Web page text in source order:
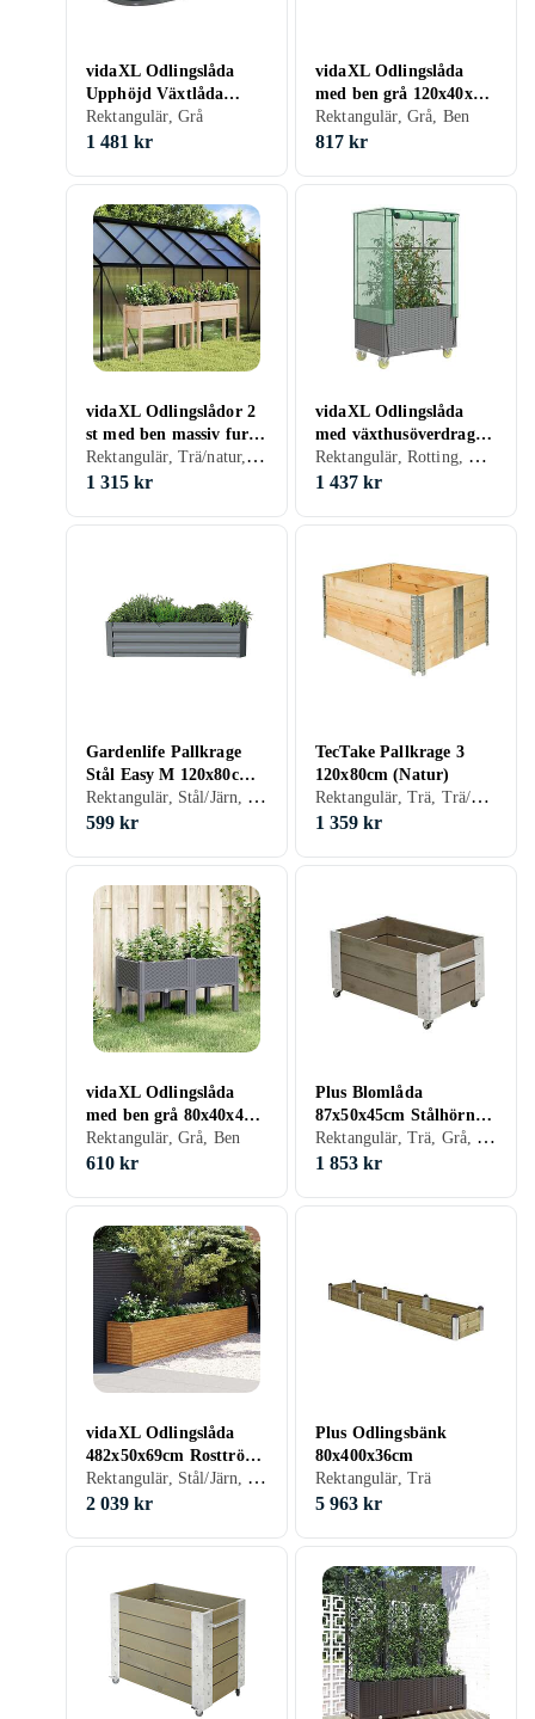
vidaXL Odlingslåda
Upphöjd Växtlåda
45524
Rektangulär, Grå
1 481 kr
vidaXL Odlingslåda
med ben grå 120x40x42
cm PP 367896
Rektangulär, Grå, Ben
817 kr
vidaXL Odlingslådor 2
st med ben massiv furu
837565
Rektangulär, Trä/natur, Ben
1 315 kr
vidaXL Odlingslåda
med växthusöverdrag
hjul rottinglook
80x50x182 cm
Rektangulär, Rotting, Grå, Hjul, Växthus
1 437 kr
Gardenlife Pallkrage
Stål Easy M 120x80cm
(Grå)
Rektangulär, Stål/Järn, Grå
599 kr
TecTake Pallkrage 3
120x80cm (Natur)
Rektangulär, Trä, Trä/natur
1 359 kr
vidaXL Odlingslåda
med ben grå 80x40x42
cm PP 367891
Rektangulär, Grå, Ben
610 kr
Plus Blomlåda
87x50x45cm Stålhörn
Hjul 18238-18
Rektangulär, Trä, Grå, Brun, Hjul
1 853 kr
vidaXL Odlingslåda
482x50x69cm Rosttrögt
stål 151988
Rektangulär, Stål/Järn, Brun
2 039 kr
Plus Odlingsbänk
80x400x36cm
Rektangulär, Trä
5 963 kr